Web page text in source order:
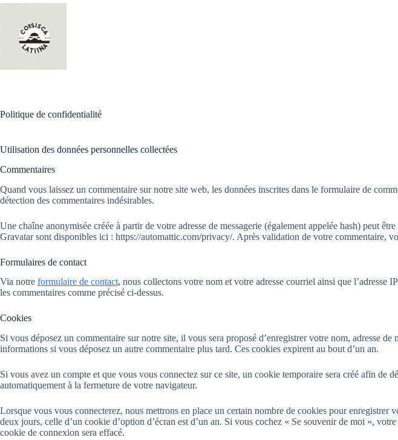
Passer
contenu
Politique de confidentialité
Utilisation des données personnelles collectées
Commentaires
Quand vous laissez un commentaire sur notre site web, les données inscrites dans le formulaire de
détection des commentaires indésirables.
Une chaîne anonymisée créée à partir de votre adresse de messagerie (également appelée hash) peut
Gravatar sont disponibles ici : https://automattic.com/privacy/. Après validation de votre commentaire,
Formulaires de contact
Via notre formulaire de contact, nous collectons votre nom et votre adresse courriel ainsi que l’adresse
les commentaires comme précisé ci-dessus.
Cookies
Si vous déposez un commentaire sur notre site, il vous sera proposé d’enregistrer votre nom, adresse
informations si vous déposez un autre commentaire plus tard. Ces cookies expirent au bout d’un an.
Si vous avez un compte et que vous vous connectez sur ce site, un cookie temporaire sera créé afin de
automatiquement à la fermeture de votre navigateur.
Lorsque vous vous connecterez, nous mettrons en place un certain nombre de cookies pour
deux jours, celle d’un cookie d’option d’écran est d’un an. Si vous cochez « Se souvenir de moi »,
cookie de connexion sera effacé.